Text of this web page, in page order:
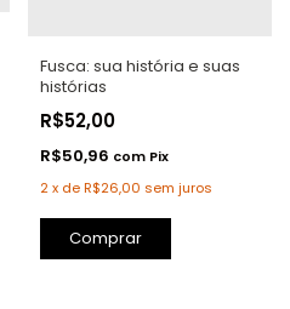
Fusca: sua história e suas
histórias
R$52,00
R$50,96 com Pix
2 x deR$26,00 sem juros
Comprar